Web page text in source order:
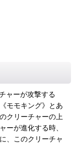
ャーが攻撃する
モモキング》とあ
クリーチャーの上
ーが進化する時、
、このクリーチャ